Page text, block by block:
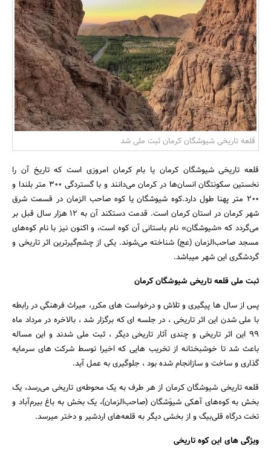
بانک، بیمه و سرمایه
مسکن و ساختمان
جستجو
قلعه تاریخی شیوشگان کرمان ثبت ملی شد
قلعه تاریخی شیوشگان کرمان یا بام کرمان امروزی است که تاریخ آن را
نخستین سکونتگان انسان‌ها در کرمان می‌دانند و با گستردگی ۳۰۰ متر بلندا و
۲۰۰ متر پهنا طول دارد.کوه شیوشگان یا کوه صاحب الزمان در قسمت شرق
شهر کرمان در استان کرمان است. قدمت دستکند آن به ۱۲ هزار سال قبل بر
می‌گردد که «شیوشگان» نام باستانی آن کوه است، و اکنون نیز با نام کوه‌های
مسجد صاحب‌الزمان (عج) شناخته می‌شوند. یکی از چشم‌گیرترین اثر تاریخی و
گردشگری این شهر میباشد.
ثبت ملی قلعه تاریخی شیوشگان کرمان
پس از سال ها پیگیری و تلاش و درخواست های مکرر، میراث فرهنگی در رابطه
با ملی شدن این اثر تاریخی ، در جلسه ای که برگزار شد ، بالاخره در مرداد ماه
99 این اثر تاریخی و چندی آثار تاریخی دیگر ، ثبت ملی شدند و این مساله
باعث شد تا خوشبختانه از تخریب هایی که اخیرا توسط شرکت های سرمایه
گذاری و ساخت و سازانجام شده بود ، جلوگیری به عمل آید.
قلعه تاریخی شیوشگان کرمان از هر طرف به یک محوطه‌ی تاریخی می‌رسد، یک
بخش به کوه‌های آهکی شیوَشگان (صاحب‌الزمان)، یک بخش به باغ بیرم‌آباد و
تخت درگاه قلی‌بیگ و از بخشی دیگر به قلعه‌های اردشیر و دختر میرسد.
ویژگی های این کوه تاریخی